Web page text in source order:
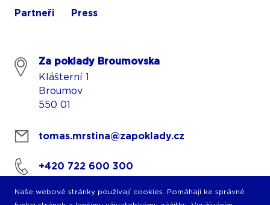
Partneři Press
Za poklady Broumovska
Klášterní 1
Broumov
550 01
tomas.mrstina@zapoklady.cz
+420 722 600 300
Naše webové stránky používají cookies. Pomáhají ke správné